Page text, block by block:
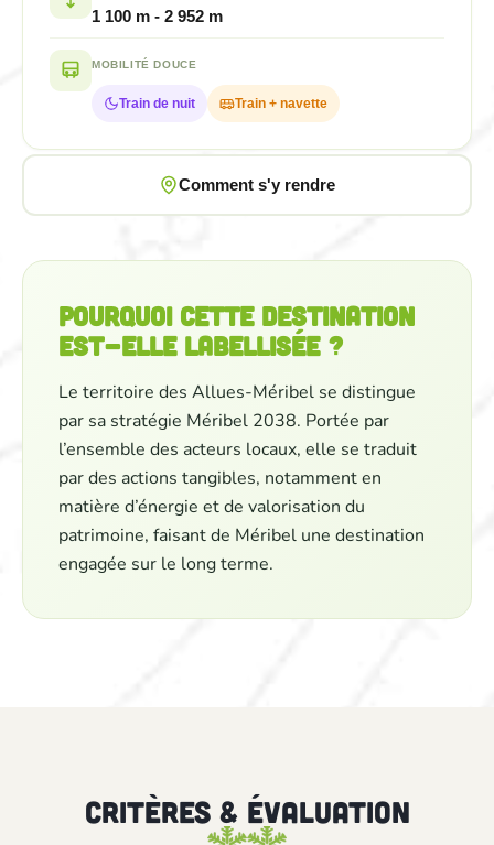
1 100 m - 2 952 m
MOBILITÉ DOUCE
Train de nuit Train + navette
Comment s'y rendre
POURQUOI CETTE DESTINATION
EST-ELLE LABELLISÉE ?
Le territoire des Allues-Méribel se distingue
par sa stratégie Méribel 2038. Portée par
l’ensemble des acteurs locaux, elle se traduit
par des actions tangibles, notamment en
matière d’énergie et de valorisation du
patrimoine, faisant de Méribel une destination
engagée sur le long terme.
Critères & évaluation